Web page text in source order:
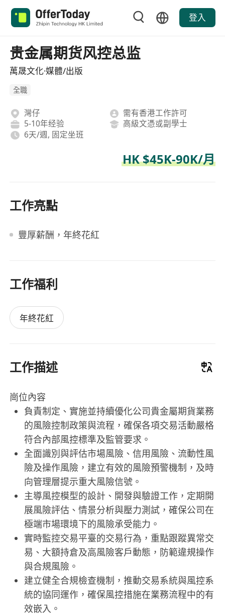
登入
贵金属期货风控总监
萬晟文化·媒體/出版
全職
灣仔
需有香港工作許可
5-10年经验
高級文憑或副學士
6天/週, 固定坐班
HK $45K-90K/月
工作亮點
豐厚薪酬，年終花紅
工作福利
年終花紅
工作描述
崗位內容
負責制定、實施並持續優化公司貴金屬期貨業務
的風險控制政策與流程，確保各項交易活動嚴格
符合內部風控標準及監管要求。
全面識別與評估市場風險、信用風險、流動性風
險及操作風險，建立有效的風險預警機制，及時
向管理層提示重大風險信號。
主導風控模型的設計、開發與驗證工作，定期開
展風險評估、情景分析與壓力測試，確保公司在
極端市場環境下的風險承受能力。
實時監控交易平臺的交易行為，重點跟蹤異常交
易、大額持倉及高風險客戶動態，防範違規操作
與合規風險。
建立健全合規檢查機制，推動交易系統與風控系
統的協同運作，確保風控措施在業務流程中的有
效嵌入。